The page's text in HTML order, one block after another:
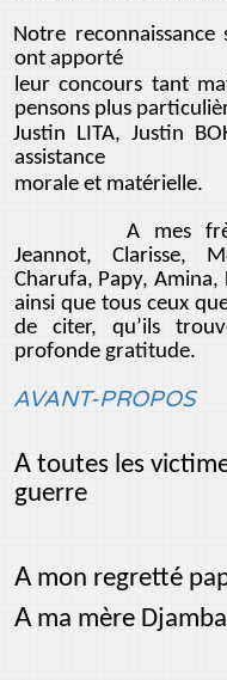
Notre reconnaissance
ont apporté
leur concours tant
pensons plus
Justin LITA, Justin
assistance
morale et matérielle.
A mes
Jeannot, Clarisse,
Charufa, Papy, Amina,
ainsi que tous ceux
de citer, qu’ils
profonde gratitude.
AVANT-PROPOS
A toutes les
guerre
A mon regretté
Ama mère